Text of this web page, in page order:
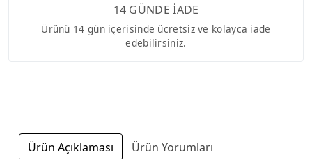
14 GÜNDE İADE
Ürünü 14 gün içerisinde ücretsiz ve kolayca iade
edebilirsiniz.
Ürün Açıklaması Ürün Yorumları